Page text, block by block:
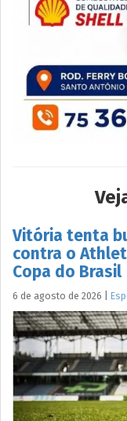
Vitória tenta
contra o
Copa do Brasil
6 de agosto de 2026